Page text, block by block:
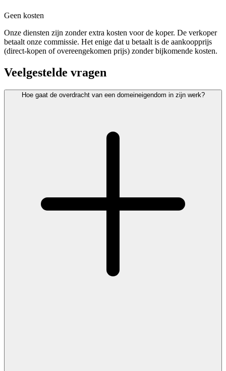
Geen kosten
Onze diensten zijn zonder extra kosten voor de koper. De verkoper
betaalt onze commissie. Het enige dat u betaalt is de aankoopprijs
(direct-kopen of overeengekomen prijs) zonder bijkomende kosten.
Veelgestelde vragen
Hoe gaat de overdracht van een domeineigendom in zijn werk?